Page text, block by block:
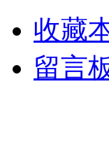
收藏
留言